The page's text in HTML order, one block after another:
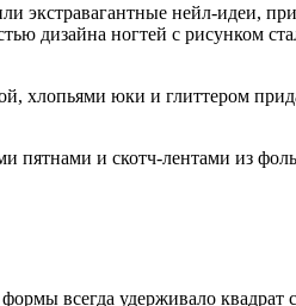
экстравагантные нейл-идеи,
дизайна ногтей с рисунком
хлопьями юки и глиттером
пятнами и скотч-лентами из
всегда удерживало